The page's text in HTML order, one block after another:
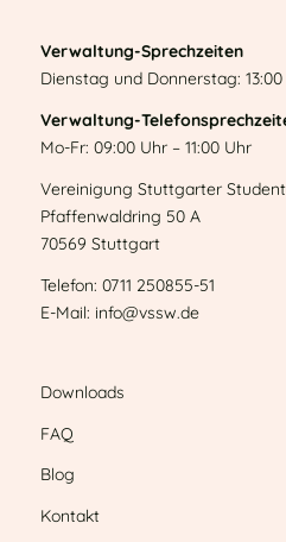
Verwaltung-Sprechzeiten
Dienstag und Donnerstag: 13:00
Verwaltung-
Mo-Fr: 09:00 Uhr – 11:00 Uhr
Vereinigung Stuttgarter
Pfaffenwaldring 50 A
70569 Stuttgart
Telefon: 0711 250855-51
E-Mail: info@vssw.de
Downloads
FAQ
Blog
Kontakt